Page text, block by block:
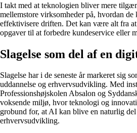
I takt med at teknologien bliver mere
mellemstore virksomheder på, hvordan
effektivisere driften. Det kan være alt fra
opgaver til at forbedre kundeservice eller
Slagelse som del af en
Slagelse har i de seneste år markeret sig
uddannelse og erhvervsudvikling. Med
Professionshøjskolen Absalon og
voksende miljø, hvor teknologi og
grobund for, at AI kan blive en naturlig
erhvervsudvikling.